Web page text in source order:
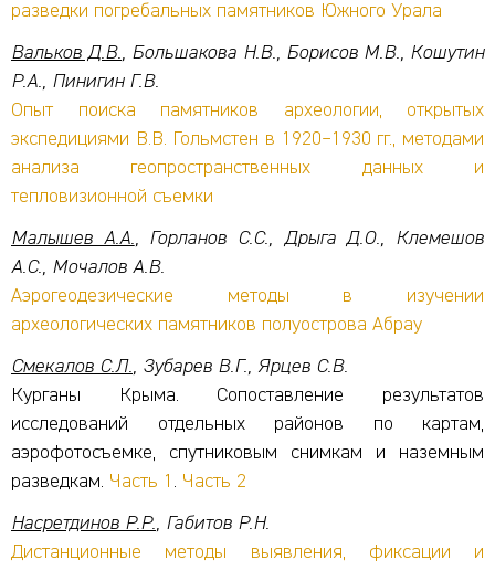
разведки погребальных памятников Южного Урала
Вальков Д.В., Большакова Н.В., Борисов М.В., Кошутин
Р.А., Пинигин Г.В.
Опыт поиска памятников археологии, открытых
экспедициями В.В. Гольмстен в 1920–1930 гг., методами
анализа геопространственных данных и
тепловизионной съемки
Малышев А.А., Горланов С.С., Дрыга Д.О., Клемешов
А.С., Мочалов А.В.
Аэрогеодезические методы в изучении
археологических памятников полуострова Абрау
Смекалов С.Л., Зубарев В.Г., Ярцев С.В.
Курганы Крыма. Сопоставление результатов
исследований отдельных районов по картам,
аэрофотосъемке, спутниковым снимкам и наземным
разведкам. Часть 1 . Часть 2
Насретдинов Р.Р., Габитов Р.Н.
Дистанционные методы выявления, фиксации и